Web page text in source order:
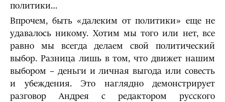
политики…
Впрочем, быть «далеким от политики» еще не
удавалось никому. Хотим мы того или нет, все
равно мы всегда делаем свой политический
выбор. Разница лишь в том, что движет нашим
выбором – деньги и личная выгода или совесть
и убеждения. Это наглядно демонстрирует
разговор Андрея с редактором русского